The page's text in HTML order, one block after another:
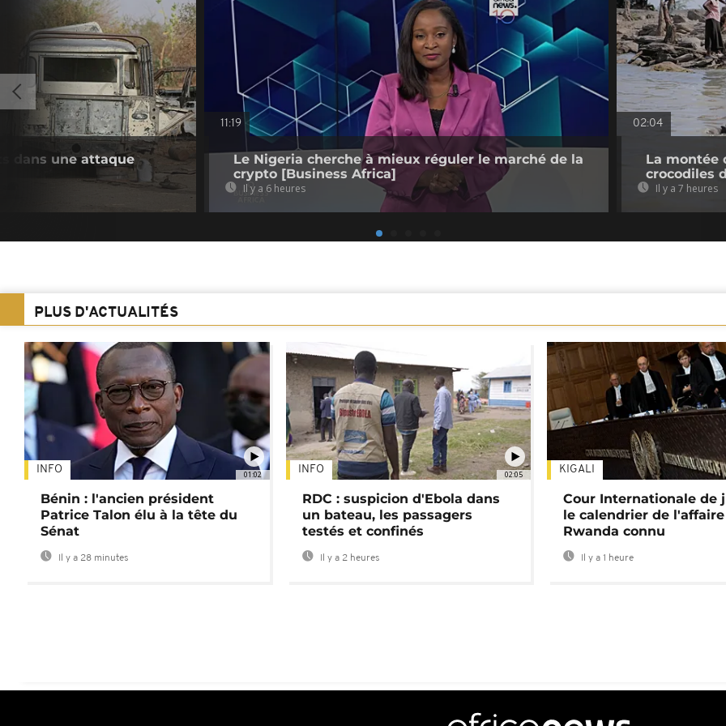
dans une attaque
11:19
Le Nigeria cherche à mieux réguler le marché de la
crypto [Business Africa]
Il y a 6 heures
02:04
La montée
crocodiles
Il y a 7 heures
PLUS D'ACTUALITÉS
01:02
INFO
Bénin : l'ancien président
Patrice Talon élu à la tête du
Sénat
Il y a 28 minutes
02:05
INFO
RDC : suspicion d'Ebola dans
un bateau, les passagers
testés et confinés
Il y a 2 heures
KIGALI
Cour Internationale de
le calendrier de l'affaire
Rwanda connu
Il y a 1 heure